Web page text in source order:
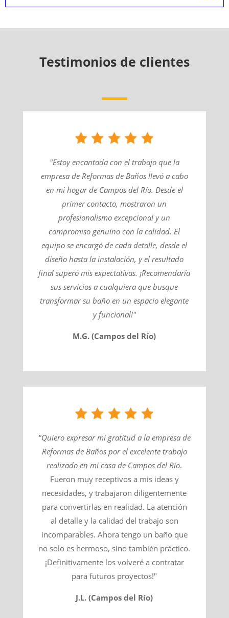
Testimonios de clientes
"Estoy encantada con el trabajo que la
empresa de Reformas de Baños llevó a cabo
en mi hogar de Campos del Río. Desde el
primer contacto, mostraron un
profesionalismo excepcional y un
compromiso genuino con la calidad. El
equipo se encargó de cada detalle, desde el
diseño hasta la instalación, y el resultado
final superó mis expectativas. ¡Recomendaría
sus servicios a cualquiera que busque
transformar su baño en un espacio elegante
y funcional!"
M.G. (Campos del Río)
"Quiero expresar mi gratitud a la empresa de
Reformas de Baños por el excelente trabajo
realizado en mi casa de Campos del Río​.
Fueron muy receptivos a mis ideas y
necesidades, y trabajaron diligentemente
para convertirlas en realidad. La atención
al detalle y la calidad del trabajo son
incomparables. Ahora tengo un baño que
no solo es hermoso, sino también práctico.
¡Definitivamente los volveré a contratar
para futuros proyectos!"
J.L. (Campos del Río)